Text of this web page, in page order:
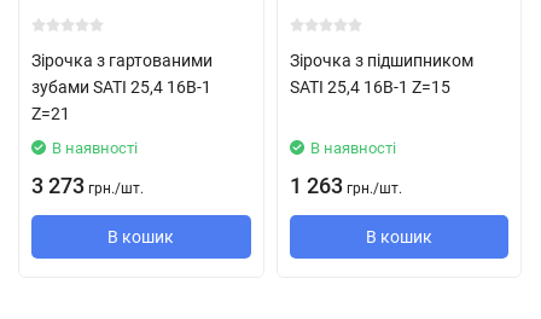
Зірочка з гартованими
зубами SATI 25,4 16B-1
Z=21
В наявності
3 273 грн./шт.
В кошик
Зірочка з підшипником
SATI 25,4 16B-1 Z=15
В наявності
1 263 грн./шт.
В кошик